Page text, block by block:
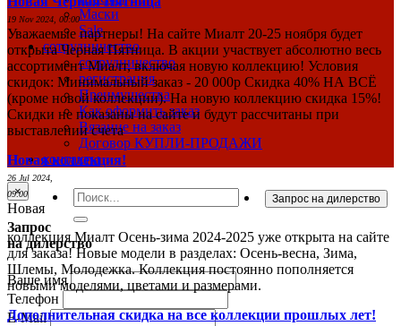
Маски
Sale
сотрудничество
сотрудничество
регистрация
Преимущества
Как оформить заказ
Вязание на заказ
Договор КУПЛИ-ПРОДАЖИ
контакты
×
Запрос
на дилерство
Ваше имя
Телефон
E-Mail
19 Nov 2024, 00:00
Уважаемые партнеры! На сайте Миалт 20-25 ноября будет
открыта Черная Пятница. В акции участвует абсолютно весь
ассортимент Миалт, включая новую коллекцию! Условия
скидок: Минимальный заказ - 20 000р Скидка 40% НА ВСЁ
(кроме новой коллекции). На новую коллекцию скидка 15%!
Скидки не показаны на сайте и будут рассчитаны при
выставлении счета
Новая коллекция!
26 Jul 2024,
09:00
Новая
коллекция Миалт Осень-зима 2024-2025 уже открыта на сайте
для заказа! Новые модели в разделах: Осень-весна, Зима,
Шлемы, Молодежка. Коллекция постоянно пополняется
новыми моделями, цветами и размерами.
Дополнительная скидка на все коллекции прошлых лет!